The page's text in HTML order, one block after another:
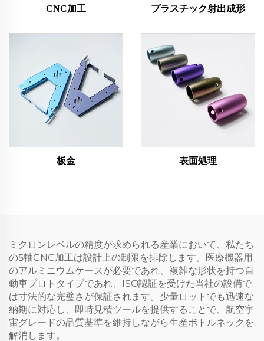
CNC加工 プラスチック射出成形
板金 表面処理
ミクロンレベルの精度が求められる産業において、私たち
の5軸CNC加工は設計上の制限を排除します。医療機器用
のアルミニウムケースが必要であれ、複雑な形状を持つ自
動車プロトタイプであれ、ISO認証を受けた当社の設備で
は寸法的な完璧さが保証されます。少量ロットでも迅速な
納期に対応し、即時見積ツールを提供することで、航空宇
宙グレードの品質基準を維持しながら生産ボトルネックを
解消します。